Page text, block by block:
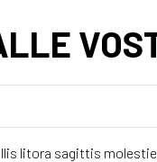
litora sagittis